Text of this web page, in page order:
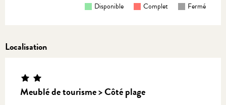
Disponible Complet Fermé
Localisation
Meublé de tourisme > Côté plage